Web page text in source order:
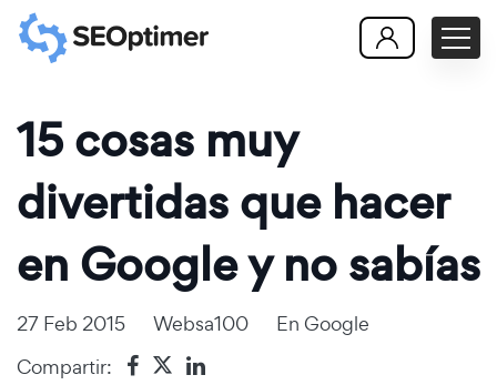
15 cosas muy
divertidas que hacer
en Google y no sabías
27 Feb 2015 Websa100 En Google
Compartir: